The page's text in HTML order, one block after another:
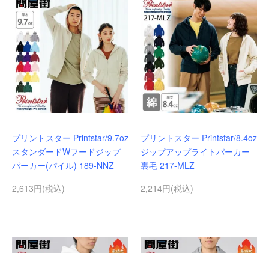
プリントスター Printstar/9.7oz
スタンダードWフードジップ
パーカー(パイル) 189-NNZ
2,613円(税込)
プリントスター Printstar/8.4oz
ジップアップライトパーカー
裏毛 217-MLZ
2,214円(税込)